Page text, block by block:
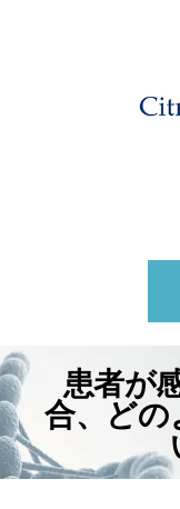
シトリン財団概要
シトリン欠損症
患者が
合、どの